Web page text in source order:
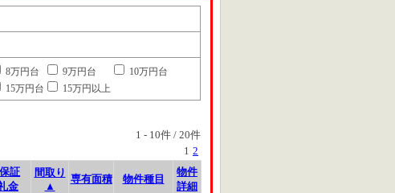
8万円台 9万円台
10万円台
15万円台 15万円以上
1 - 10件 / 20件
1 2
証
金
間取り
▲
専有面積 物件種目
物件
詳細